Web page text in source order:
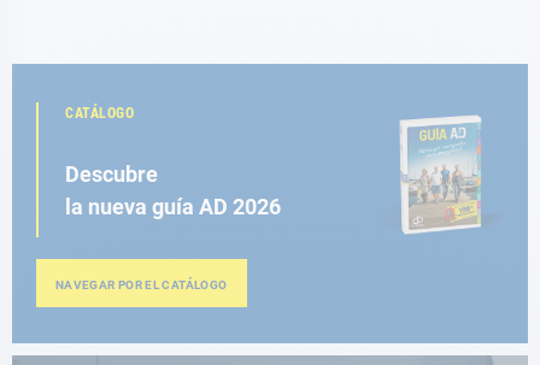
CATÁLOGO
Descubre
la nueva guía AD 2026
NAVEGAR POR EL CATÁLOGO